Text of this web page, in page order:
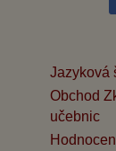
Jazyková
Obchod
učebnic